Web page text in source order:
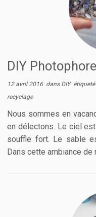
DIY
12 avril 2016 dans DIY étiqueté
recyclage
Nous sommes en
en délectons. Le ciel
souffle fort. Le sable
Dans cette ambiance de